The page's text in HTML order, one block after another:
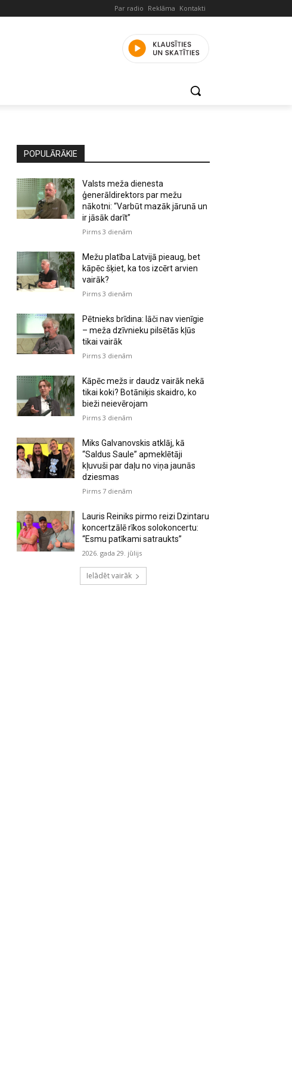
Par radio Reklāma Kontakti
POPULĀRĀKIE
Valsts meža dienesta
ģenerāldirektors par mežu
nākotni: “Varbūt mazāk jārunā un
ir jāsāk darīt”
Pirms 3 dienām
Mežu platība Latvijā pieaug, bet
kāpēc šķiet, ka tos izcērt arvien
vairāk?
Pirms 3 dienām
Pētnieks brīdina: lāči nav vienīgie
– meža dzīvnieku pilsētās kļūs
tikai vairāk
Pirms 3 dienām
Kāpēc mežs ir daudz vairāk nekā
tikai koki? Botāniķis skaidro, ko
bieži neievērojam
Pirms 3 dienām
Miks Galvanovskis atklāj, kā
“Saldus Saule” apmeklētāji
kļuvuši par daļu no viņa jaunās
dziesmas
Pirms 7 dienām
Lauris Reiniks pirmo reizi Dzintaru
koncertzālē rīkos solokoncertu:
“Esmu patīkami satraukts”
2026. gada 29. jūlijs
Ielādēt vairāk